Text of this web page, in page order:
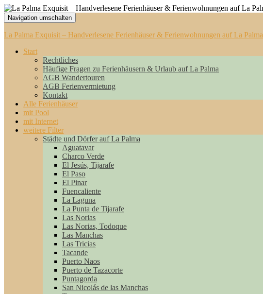
Navigation umschalten
La Palma Exquisit – Handverlesene Ferienhäuser & Ferienwohnungen auf La Palma
Start
Rechtliches
Häufige Fragen zu Ferienhäusern & Urlaub auf La Palma
AGB Wandertouren
AGB Ferienvermietung
Kontakt
Alle Ferienhäuser
mit Pool
mit Internet
weitere Filter
Städte und Dörfer auf La Palma
Aguatavar
Charco Verde
El Jesús, Tijarafe
El Paso
El Pinar
Fuencaliente
La Laguna
La Punta de Tijarafe
Las Norias
Las Norias, Todoque
Las Manchas
Las Tricias
Tacande
Puerto Naos
Puerto de Tazacorte
Puntagorda
San Nicolás de las Manchas